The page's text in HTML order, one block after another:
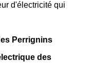
d'électricité qui
Perrignins
des